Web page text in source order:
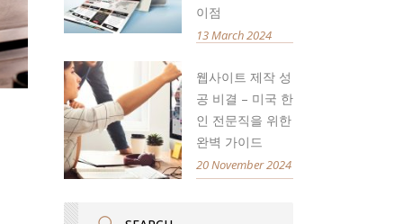
이점
13 March 2024
웹사이트 제작 성
공 비결 – 미국 한
인 전문직을 위한
완벽 가이드
20 November 2024